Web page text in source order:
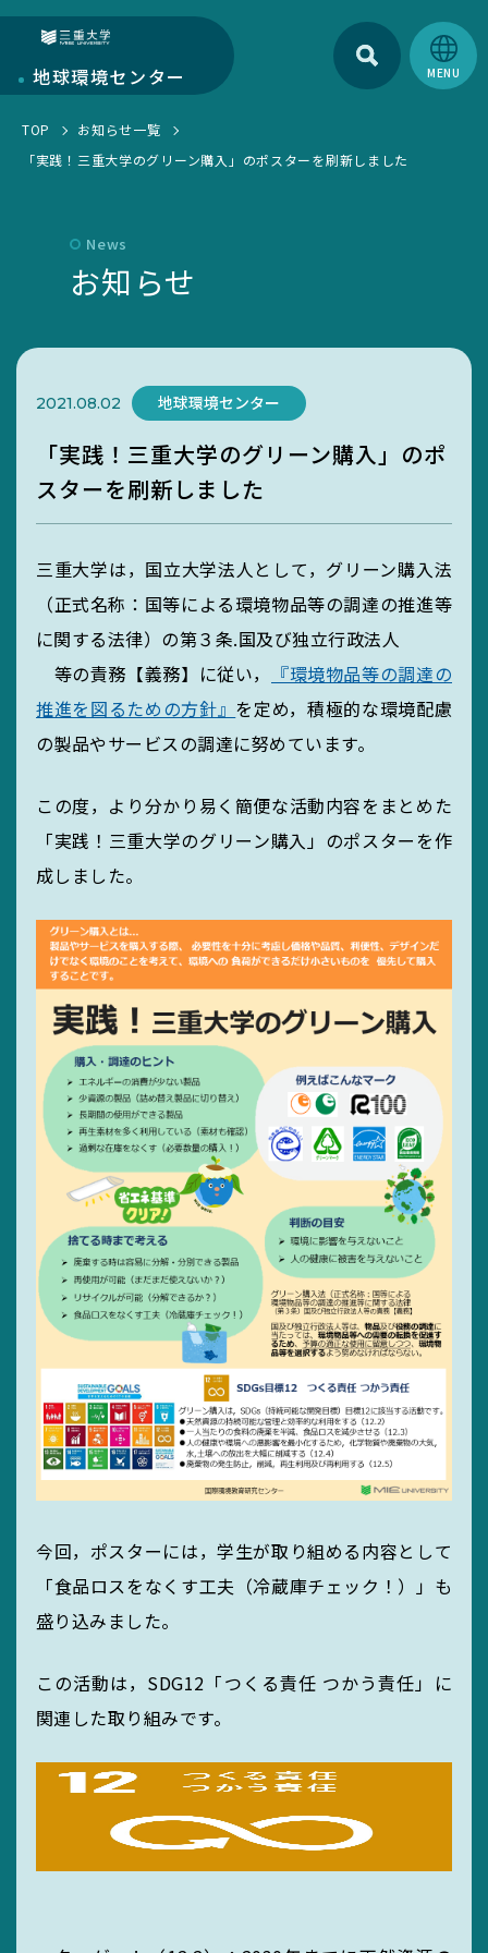
地球環境センター
検索
地球環境センターについて
環境・SDGs報告書
お知らせ一覧
環境・SDGsマネジメントシステム
研究部門
教育・人材育成部門
キャンパス部門
学生活動
EGC学生委員会
町屋海岸清掃
サイトマップ
リンク集
サイト利用規定
SciLets
MIEUポイント
化学薬品管理・
実験廃液等
EGC学生委員会
TOP
お知らせ一覧
「実践！三重大学のグリーン購入」のポスターを刷新しました
News
お知らせ
2021.08.02 地球環境センター
「実践！三重大学のグリーン購入」のポ
スターを刷新しました
三重大学は，国立大学法人として，グリーン購⼊法
（正式名称：国等による環境物品等の調達の推進等
に関する法律）の第３条.国及び独立行政法人
等の責務【義務】に従い，
『環境物品等の調達の
推進を図るための方針』 を定め，積極的な環境配慮
の製品やサービスの調達に努めています。
この度，より分かり易く簡便な活動内容をまとめた
「実践！三重大学のグリーン購入」のポスターを作
成しました。
今回，ポスターには，学生が取り組める内容として
「食品ロスをなくす工夫（冷蔵庫チェック！）」も
盛り込みました。
この活動は，SDG12「つくる責任 つかう責任」に
関連した取り組みです。